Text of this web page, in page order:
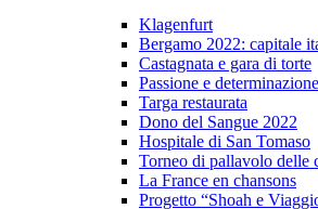
Klagenfurt
Bergamo 2022: capitale
Castagnata e gara di torte
Passione e determinazione
Targa restaurata
Dono del Sangue 2022
Hospitale di San Tomaso
Torneo di pallavolo delle
La France en chansons
Progetto “Shoah e